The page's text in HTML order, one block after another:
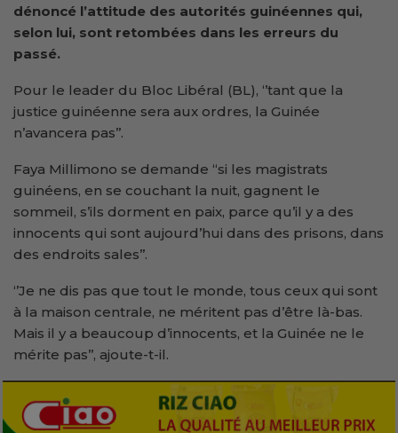
dénoncé l’attitude des autorités guinéennes qui,
selon lui, sont retombées dans les erreurs du
passé.
Pour le leader du Bloc Libéral (BL), ‘’tant que la
justice guinéenne sera aux ordres, la Guinée
n’avancera pas’’.
Faya Millimono se demande “si les magistrats
guinéens, en se couchant la nuit, gagnent le
sommeil, s’ils dorment en paix, parce qu’il y a des
innocents qui sont aujourd’hui dans des prisons, dans
des endroits sales’’.
‘’Je ne dis pas que tout le monde, tous ceux qui sont
à la maison centrale, ne méritent pas d’être là-bas.
Mais il y a beaucoup d’innocents, et la Guinée ne le
mérite pas’’, ajoute-t-il.